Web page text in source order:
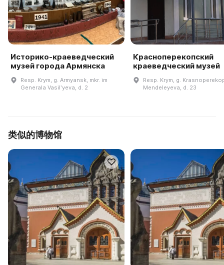
Историко-краеведческий
музей города Армянска
Resp. Krym, g. Armyansk, mkr. im
Generala Vasilʹyeva, d. 2
Красноперекопский
краеведческий музей
Resp. Krym, g.
Mendeleyeva, d. 23
类似的博物馆